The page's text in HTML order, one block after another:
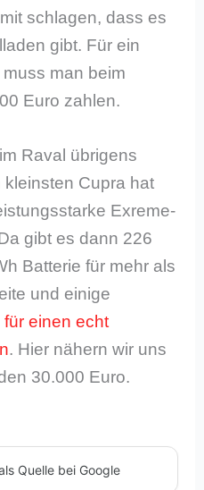
schlagen, dass es
gibt. Für ein
man beim
Euro zahlen.
Raval übrigens
Cupra hat
Exreme-
gibt es dann 226
Batterie für mehr als
und einige
für einen echt
. Hier nähern wir uns
30.000 Euro.
Quelle bei Google